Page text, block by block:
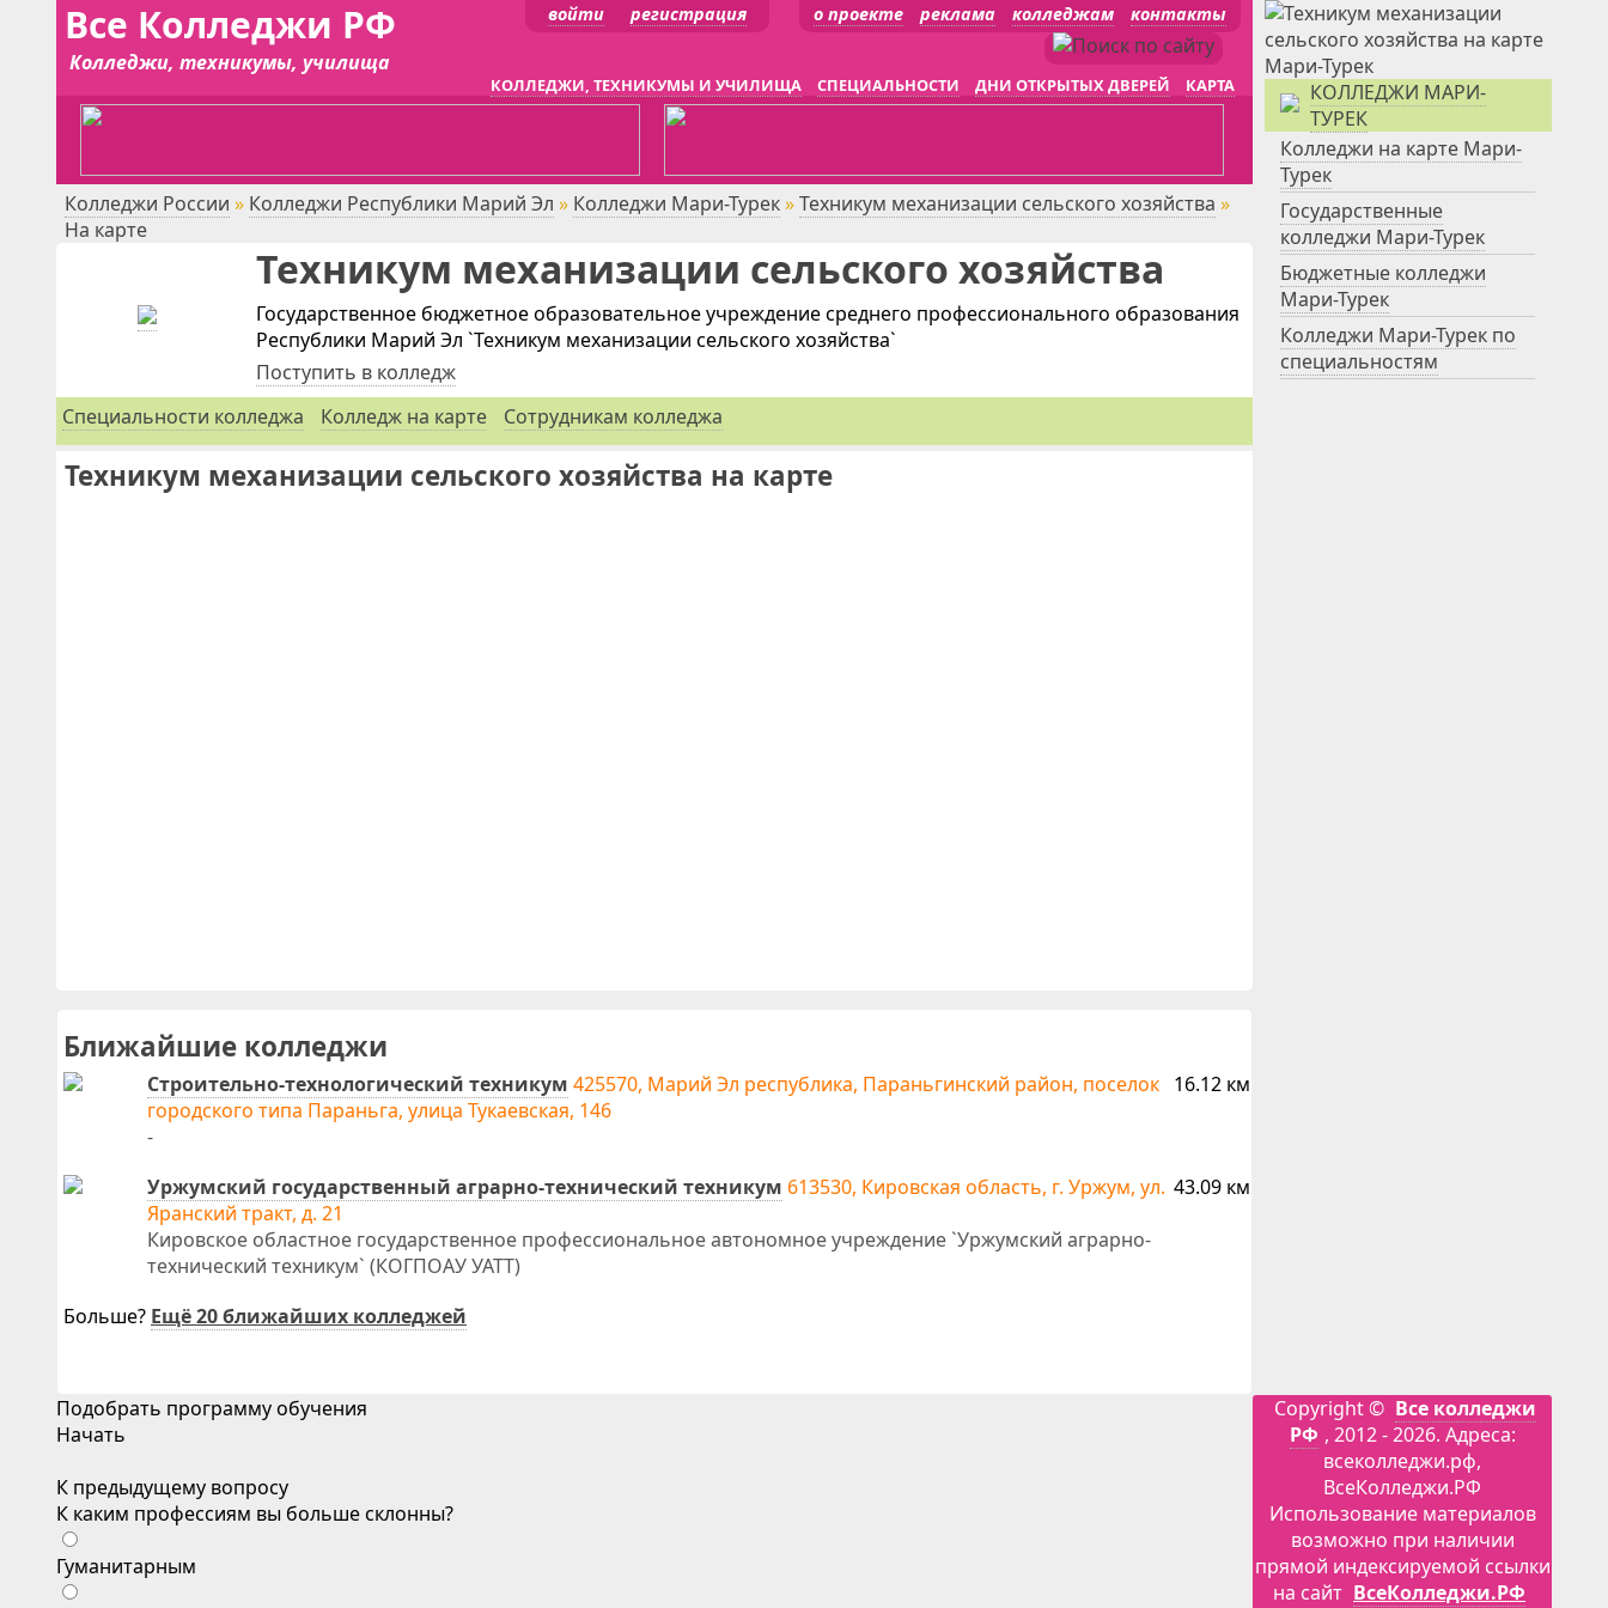
Все Колледжи РФ
Колледжи, техникумы, училища
о проекте реклама колледжам контакты
войти регистрация
КОЛЛЕДЖИ, ТЕХНИКУМЫ И УЧИЛИЩА СПЕЦИАЛЬНОСТИ ДНИ ОТКРЫТЫХ ДВЕРЕЙ КАРТА
Колледжи России » Колледжи Республики Марий Эл » Колледжи Мари-Турек»Техникум механизации сельского хозяйства »
На карте
Техникум механизации сельского хозяйства
Государственное бюджетное образовательное учреждение среднего профессионального образования
Республики Марий Эл `Техникум механизации сельского хозяйства`
Поступить в колледж
Специальности колледжа Колледж на карте Сотрудникам колледжа
Техникум механизации сельского хозяйства на карте
Ближайшие колледжи
Строительно-технологический техникум 425570, Марий Эл республика, Параньгинский район, поселок
городского типа Параньга, улица Тукаевская, 146
-
16.12 км
Уржумский государственный аграрно-технический техникум 613530, Кировская область, г. Уржум, ул.
Яранский тракт, д. 21
Кировское областное государственное профессиональное автономное учреждение `Уржумский аграрно-
технический техникум` (КОГПОАУ УАТТ)
43.09 км
Больше? Ещё 20 ближайших колледжей
КОЛЛЕДЖИ МАРИ-
ТУРЕК
Колледжи на карте Мари-
Турек
Государственные
колледжи Мари-Турек
Бюджетные колледжи
Мари-Турек
Колледжи Мари-Турек по
специальностям
Подобрать программу обучения
Начать
К предыдущему вопросу
К каким профессиям вы больше склонны?
Гуманитарным
Copyright © Все колледжи
РФ , 2012 - 2026. Адреса:
всеколледжи.рф,
ВсеКолледжи.РФ
Использование материалов
возможно при наличии
прямой индексируемой ссылки
на сайт ВсеКолледжи.РФ